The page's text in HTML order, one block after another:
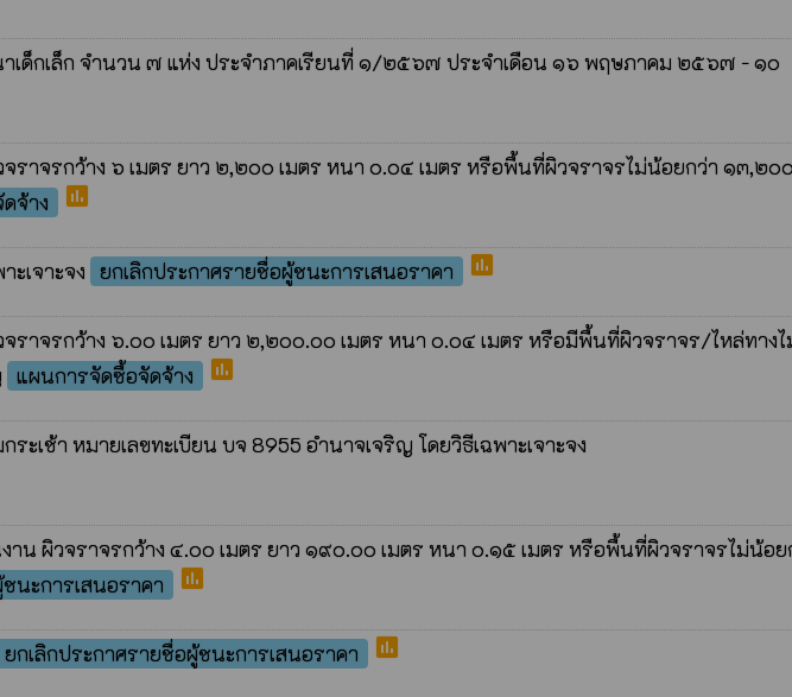
เด็กเล็ก จำนวน ๗ แห่ง ประจำภาคเรียนที่ ๑/๒๕๖๗ ประจำเดือน ๑๖ พฤษภาคม ๒๕๖๗ - ๑๐
จรกว้าง ๖ เมตร ยาว ๒,๒๐๐ เมตร หนา ๐.๐๔ เมตร หรือพื้นที่ผิวจราจรไม่น้อยกว่า ๑๓,๒๐
จ้าง poll
เจาะจง ยกเลิกประกาศรายชื่อผู้ชนะการเสนอราคา poll
จรกว้าง ๖.๐๐ เมตร ยาว ๒,๒๐๐.๐๐ เมตร หนา ๐.๐๔ เมตร หรือมีพื้นที่ผิวจราจร/ไหล่ทาง
แผนการจัดซื้อจัดจ้าง poll
เช้า หมายเลขทะเบียน บจ 8955 อำนาจเจริญ โดยวิธีเฉพาะเจาะจง
ผิวจราจรกว้าง ๔.๐๐ เมตร ยาว ๑๙๐.๐๐ เมตร หนา ๐.๑๕ เมตร หรือพื้นที่ผิวจราจรไม่น้อย
นะการเสนอราคา poll
ยกเลิกประกาศรายชื่อผู้ชนะการเสนอราคา poll